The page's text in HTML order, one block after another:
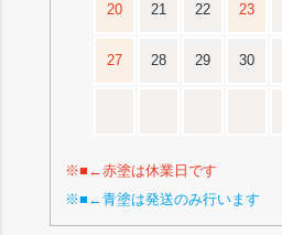
20 21 22 23
27 28 29 30
※■←赤塗は休業日です
※■←青塗は発送のみ行います